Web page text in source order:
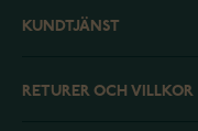
KUNDTJÄNST
RETURER OCH VILLKOR